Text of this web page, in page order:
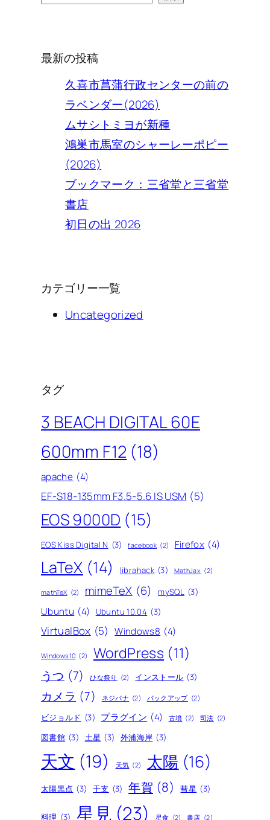
最新の投稿
久喜市菖蒲行政センターの前の
ラベンダー(2026)
ムサシトミヨが新種
鴻巣市馬室のシャーレーポピー
(2026)
ブックマーク：三省堂と三省堂
書店
初日の出 2026
カテゴリー一覧
Uncategorized
タグ
3 BEACH DIGITAL 60E
600mm F12 (18)
apache (4)
EF-S18-135mm F3.5-5.6 IS USM (5)
EOS 9000D (15)
EOS Kiss Digital N (3) facebook (2) Firefox (4)
LaTeX (14) librahack (3) MathJax (2)
mathTeX (2) mimeTeX (6) mySQL (3)
Ubuntu (4) Ubuntu 10.04 (3)
VirtualBox (5) Windows8 (4)
Windows10 (2) WordPress (11)
うつ (7) ひな祭り (2) インストール (3)
カメラ (7) ネジバナ (2) バックアップ (2)
ビジョルド (3) プラグイン (4) 古墳 (2) 司法 (2)
図書館 (3) 土星 (3) 外浦海岸 (3)
天文 (19) 天気 (2) 太陽 (16)
太陽黒点 (3) 干支 (3) 年賀 (8) 彗星 (3)
料理 (3) 星見 (23) 星食 (2) 書店 (2)